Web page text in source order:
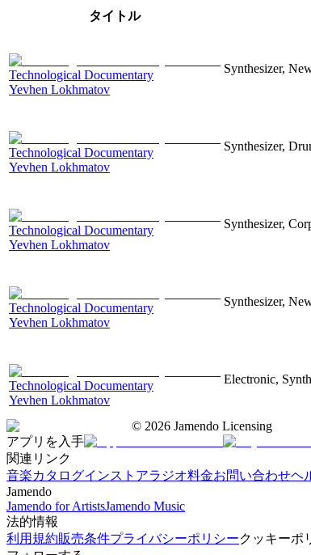
タイトル
Technological Documentary
Yevhen Lokhmatov
Synthesizer,
Technological Documentary
Yevhen Lokhmatov
Synthesizer,
Technological Documentary
Yevhen Lokhmatov
Synthesizer,
Technological Documentary
Yevhen Lokhmatov
Synthesizer,
Technological Documentary
Yevhen Lokhmatov
Electronic,
© 2026 Jamendo Licensing
アプリを入手
関連リンク
音楽カタログインストアラジオ料金お問い合わせヘ
Jamendo
Jamendo for ArtistsJamendo Music
法的情報
利用規約販売条件プライバシーポリシークッキーポ